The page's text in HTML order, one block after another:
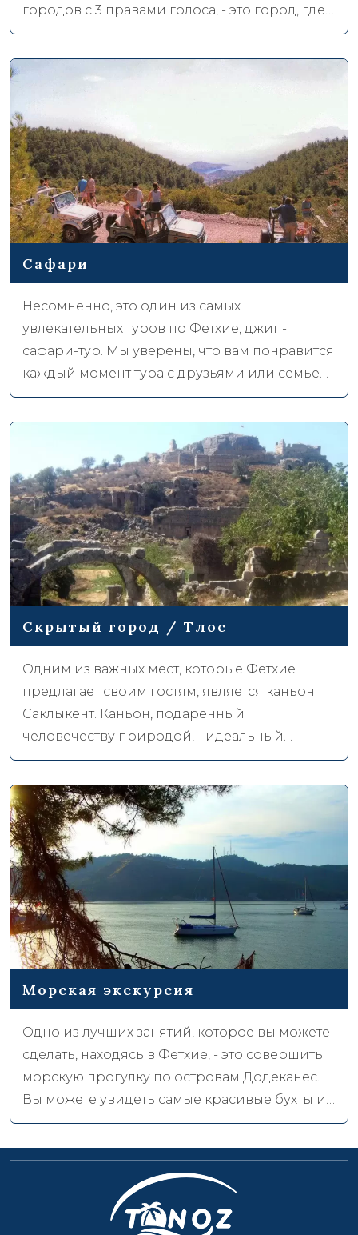
городов с 3 правами голоса, - это город, где
расположено первое здание парламента, то
есть город, где зародилась демократия.
Поскольку это город, расположенный на
займет немного времени, но вы получите
много взамен. Пляж Патара, расположенный
в 1 км от маршрута, ждет вас, чтобы снять
усталость.
Сафари
Несомненно, это один из самых
увлекательных туров по Фетхие, джип-
сафари-тур. Мы уверены, что вам понравится
каждый момент тура с друзьями или семьей.
Водные бои, грязевые ванны, чудеса
природы по пути … Достаточно будет
приехать в Фетхие на сафари-туры, которые
не закончатся счетом.
Скрытый город / Тлос
Одним из важных мест, которые Фетхие
предлагает своим гостям, является каньон
Саклыкент. Каньон, подаренный
человечеству природой, - идеальный
маршрут для однодневной поездки.
Национальный парк Саклыкент, который
находится в часе езды от Фетхие, - одна из
уникальных красот, которую должен
посетить каждый.
Морская экскурсия
Одно из лучших занятий, которое вы можете
сделать, находясь в Фетхие, - это совершить
морскую прогулку по островам Додеканес.
Вы можете увидеть самые красивые бухты и
острова залива, такие как Кызылада, острова
Яссика, остров Гёджек, остров Рыцарей,
Рахми, и насладиться морем в полной мере.